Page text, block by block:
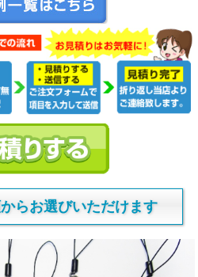
らお選びいただけます